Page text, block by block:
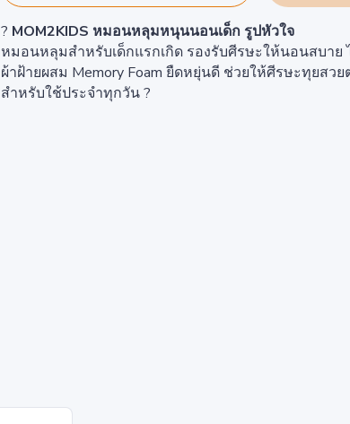
? MOM2KIDS หมอนหลุมหนุนนอนเด็ก รูปหัวใจ
หมอนหลุมสำหรับเด็กแรกเกิด รองรับศีรษะให้นอนสบา
ผ้าฝ้ายผสม Memory Foam ยืดหยุ่นดี ช่วยให้ศีรษะทุยสว
สำหรับใช้ประจำทุกวัน ?